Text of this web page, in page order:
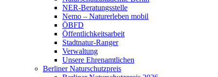
NER-Beratungsstelle
Nemo – Naturerleben mobil
ÖBFD
Öffentlichkeitsarbeit
Stadtnatur-Ranger
Verwaltung
Unsere Ehrenamtlichen
Berliner Naturschutzpreis